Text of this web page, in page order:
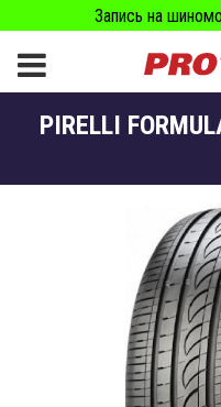
Запись на
PIRELLI